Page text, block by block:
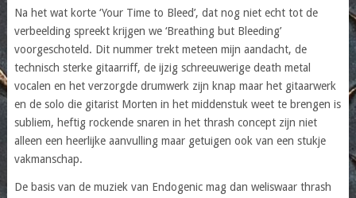
Na het wat korte ‘Your Time to Bleed’, dat nog niet echt tot de
verbeelding spreekt krijgen we ‘Breathing but Bleeding’
voorgeschoteld. Dit nummer trekt meteen mijn aandacht, de
technisch sterke gitaarriff, de ijzig schreeuwerige death metal
vocalen en het verzorgde drumwerk zijn knap maar het gitaarwerk
en de solo die gitarist Morten in het middenstuk weet te brengen is
subliem, heftig rockende snaren in het thrash concept zijn niet
alleen een heerlijke aanvulling maar getuigen ook van een stukje
vakmanschap.
De basis van de muziek van Endogenic mag dan weliswaar thrash